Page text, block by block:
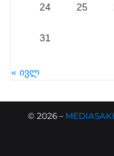
24 25
31
« ივლ
© 2026–